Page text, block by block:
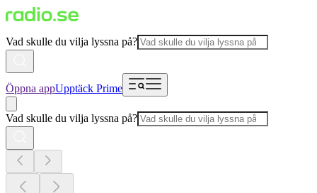
Vad skulle du vilja lyssna på?
Öppna appUpptäck Prime
Vad skulle du vilja lyssna på?